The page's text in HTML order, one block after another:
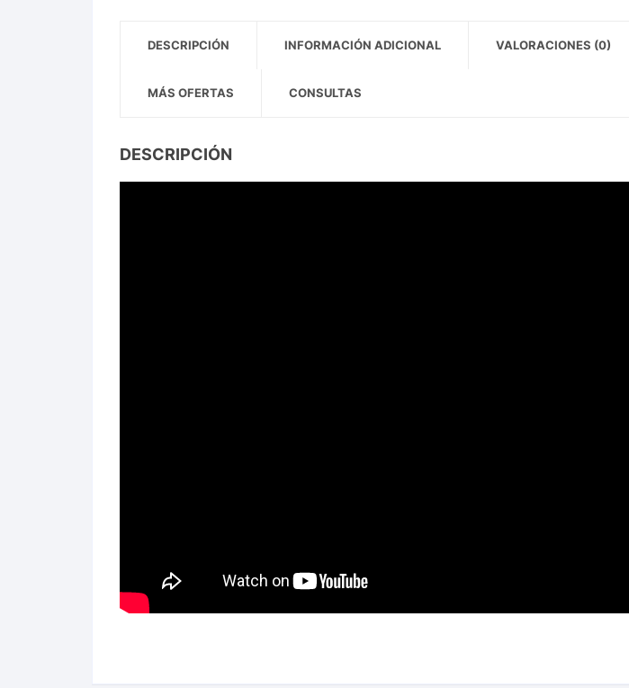
DESCRIPCIÓN INFORMACIÓN ADICIONAL VALORACIONES (0)
MÁS OFERTAS CONSULTAS
DESCRIPCIÓN